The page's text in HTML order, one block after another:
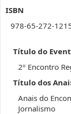
ISBN
978-65-272-
Título do
2º Encontro
Título dos
Anais do
Jornalismo